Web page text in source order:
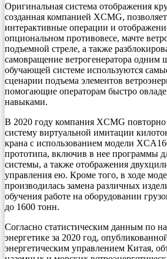
Оригинальная система отображения
созданная компанией XCMG,
интерактивные операции и
опциональном противовесе, мачте
подъемной стреле, а также
самовращение ветрогенератора одним
обучающей системе используются
сценарии подъема элементов
помогающие операторам быстро
навыками.
В 2020 году компания XCMG повторно
систему виртуальной имитации
крана с использованием модели
прототипа, включив в нее программы
системы, а также отображения
управления ею. Кроме того, в ходе
производилась замена различных
обучения работе на оборудовании
до 1600 тонн.
Согласно статистическим данным по
энергетике за 2020 год,
энергетическим управлением Китая,